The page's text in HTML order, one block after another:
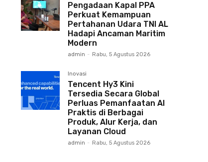
Pengadaan Kapal PPA
Perkuat Kemampuan
Pertahanan Udara TNI AL
Hadapi Ancaman Maritim
Modern
admin - Rabu, 5 Agustus 2026
Inovasi
Tencent Hy3 Kini
Tersedia Secara Global
Perluas Pemanfaatan AI
Praktis di Berbagai
Produk, Alur Kerja, dan
Layanan Cloud
admin - Rabu, 5 Agustus 2026